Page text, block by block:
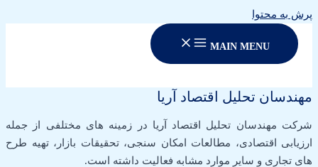
پرش به محتوا
MAIN MENU
مهندسان تحلیل اقتصاد آریا
شرکت مهندسان تحلیل اقتصاد آریا در زمینه های مختلفی از جمله
ارزیابی اقتصادی، مطالعات امکان سنجی، تحقیقات بازار، تهیه طرح
های تجاری و سایر موارد مشابه فعالیت داشته است.